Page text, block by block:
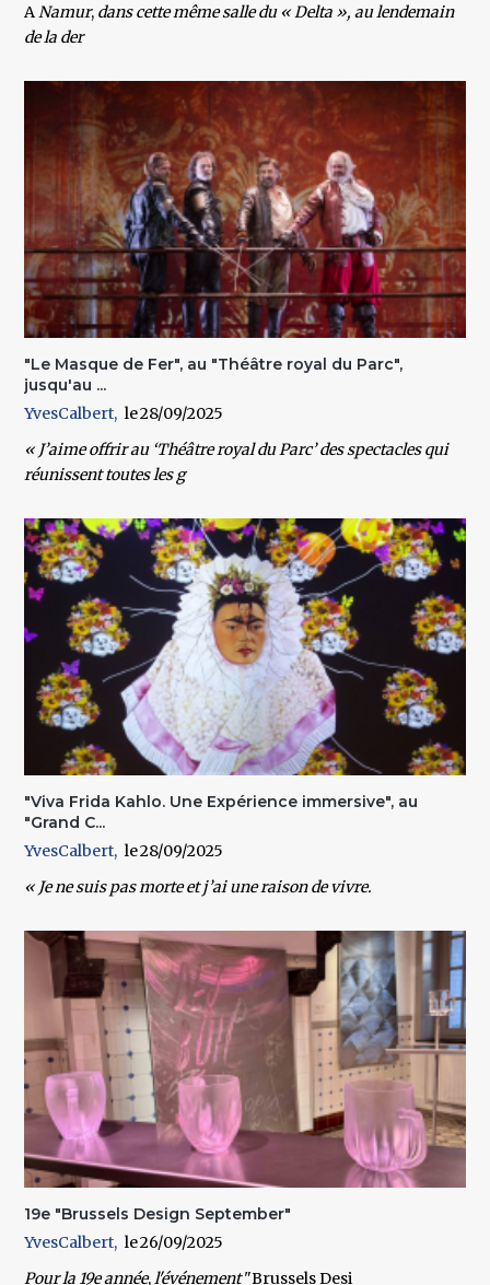
ANamur, dans cette même salle du « Delta », au lendemain
de la der
"Le Masque de Fer", au "Théâtre royal du Parc",
jusqu'au ...
YvesCalbert
28/09/2025
« J’aime offrir au ‘Théâtre royal du Parc’ des spectacles qui
réunissent toutes les g
"Viva Frida Kahlo. Une Expérience immersive", au
"Grand C...
YvesCalbert
28/09/2025
« Je ne suis pas morte et j’ai une raison de vivre.
19e "Brussels Design September"
YvesCalbert
26/09/2025
Pour la 19e année,l'événement"Brussels Desi